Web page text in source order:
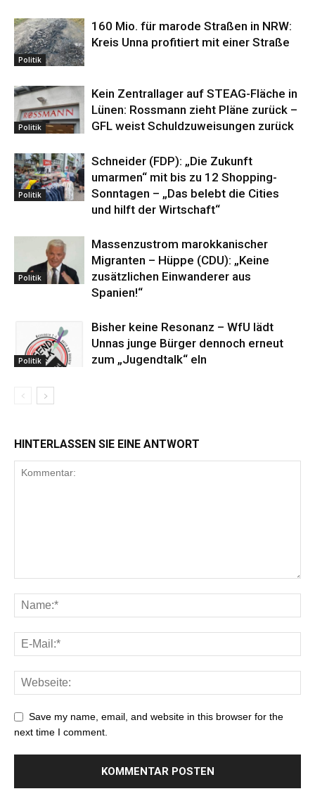
Politik
160 Mio. für marode Straßen in NRW:
Kreis Unna profitiert mit einer Straße
Politik
Kein Zentrallager auf STEAG-Fläche in
Lünen: Rossmann zieht Pläne zurück –
GFL weist Schuldzuweisungen zurück
Politik
Schneider (FDP): „Die Zukunft
umarmen“ mit bis zu 12 Shopping-
Sonntagen – „Das belebt die Cities
und hilft der Wirtschaft“
Politik
Massenzustrom marokkanischer
Migranten – Hüppe (CDU): „Keine
zusätzlichen Einwanderer aus
Spanien!“
Politik
Bisher keine Resonanz – WfU lädt
Unnas junge Bürger dennoch erneut
zum „Jugendtalk“ eln
HINTERLASSEN SIE EINE ANTWORT
Save my name, email, and website in this browser for the
next time I comment.